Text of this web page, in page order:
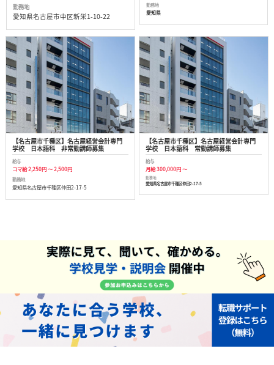
勤務地
愛知県名古屋市中区新栄1-10-22
勤務地
愛知県
【名古屋市千種区】名古屋経営会計専門
学校 日本語科 非常勤講師募集
給与
コマ給 2,250円 ～ 2,500円
勤務地
愛知県名古屋市千種区仲田2-17-5
【名古屋市千種区】名古屋経営会計専門
学校 日本語科 常勤講師募集
給与
月給 300,000円 ～
勤務地
愛知県名古屋市千種区仲田2-17-5